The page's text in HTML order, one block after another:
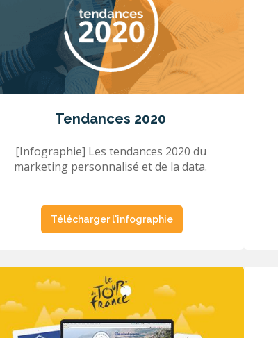
Tendances 2020
[Infographie] Les tendances 2020 du
marketing personnalisé et de la data.
Télécharger l'infographie